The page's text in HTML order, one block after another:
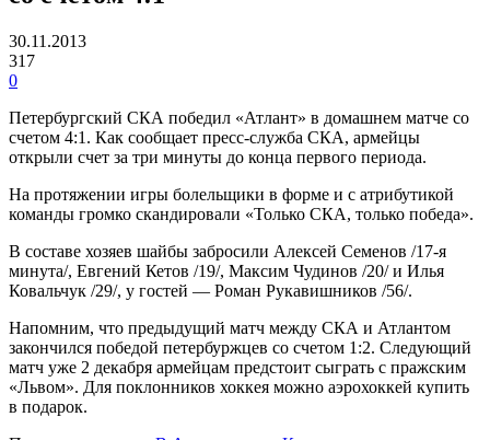
30.11.2013
317
0
Петербургский СКА победил «Атлант» в домашнем матче со
счетом 4:1. Как сообщает пресс-служба СКА, армейцы
открыли счет за три минуты до конца первого периода.
На протяжении игры болельщики в форме и с атрибутикой
команды громко скандировали «Только СКА, только победа».
В составе хозяев шайбы забросили Алексей Семенов /17-я
минута/, Евгений Кетов /19/, Максим Чудинов /20/ и Илья
Ковальчук /29/, у гостей — Роман Рукавишников /56/.
Напомним, что предыдущий матч между СКА и Атлантом
закончился победой петербуржцев со счетом 1:2. Следующий
матч уже 2 декабря армейцам предстоит сыграть с пражским
«Львом». Для поклонников хоккея можно аэрохоккей купить
в подарок.